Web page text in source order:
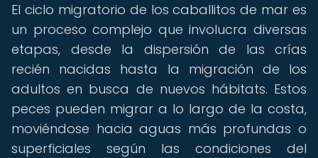
El ciclo migratorio de los caballitos de mar es
un proceso complejo que involucra diversas
etapas, desde la dispersión de las crías
recién nacidas hasta la migración de los
adultos en busca de nuevos hábitats. Estos
peces pueden migrar a lo largo de la costa,
moviéndose hacia aguas más profundas o
superficiales según las condiciones del